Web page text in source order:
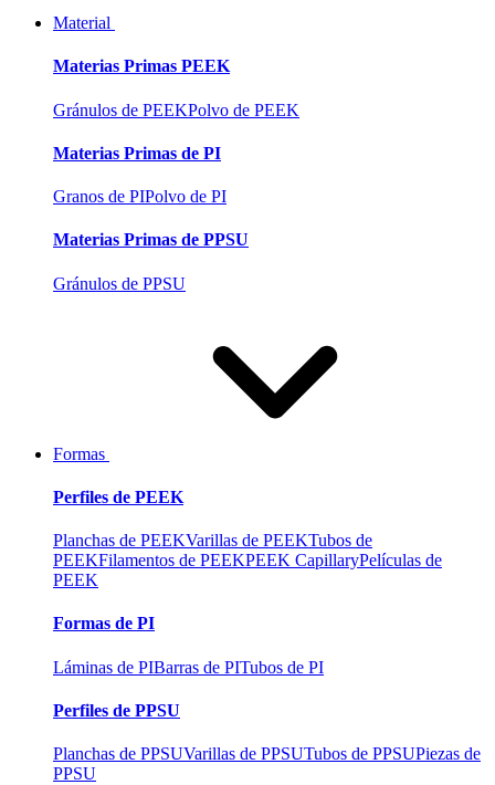
Material
Materias Primas PEEK
Gránulos de PEEKPolvo de PEEK
Materias Primas de PI
Granos de PIPolvo de PI
Materias Primas de PPSU
Gránulos de PPSU
Formas
Perfiles de PEEK
Planchas de PEEKVarillas de PEEKTubos de
PEEKFilamentos de PEEKPEEK CapillaryPelículas de
PEEK
Formas de PI
Láminas de PIBarras de PITubos de PI
Perfiles de PPSU
Planchas de PPSUVarillas de PPSUTubos de PPSUPiezas de
PPSU